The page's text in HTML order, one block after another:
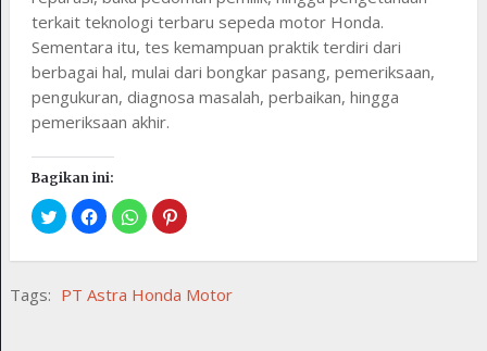
terkait teknologi terbaru sepeda motor Honda.
Sementara itu, tes kemampuan praktik terdiri dari
berbagai hal, mulai dari bongkar pasang, pemeriksaan,
pengukuran, diagnosa masalah, perbaikan, hingga
pemeriksaan akhir.
Bagikan ini:
Tags: PT Astra Honda Motor